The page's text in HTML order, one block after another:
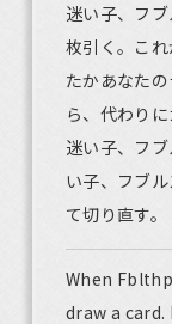
迷い子、フ
枚引く。こ
たかあなた
ら、代わり
迷い子、フ
い子、フブ
て切り直す。
When
draw a